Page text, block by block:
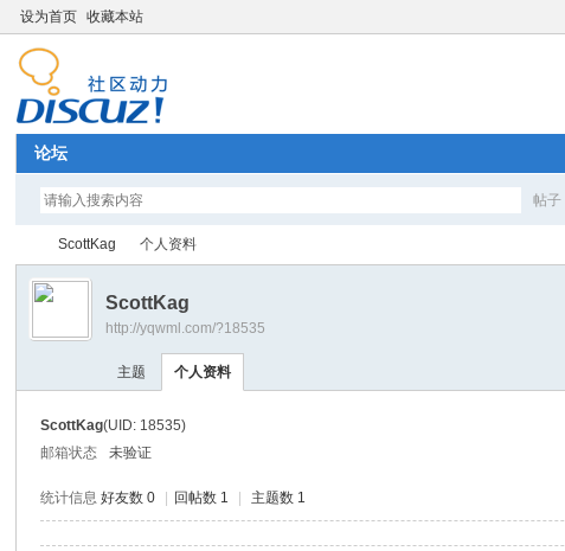
设为首页 收藏本站
论坛
帖子
›
ScottKag 个人资料
ScottKag
http://yqwml.com/?18535
主题 个人资料
ScottKag(UID: 18535)
邮箱状态
未验证
统计信息 好友数 0 回帖数 1 主题数 1